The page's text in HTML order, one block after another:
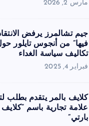
مارس 2, 2026
جيم تشالمرز يرفض
فيها” من أنجوس تايلور
تكاليف سياسة الغداء
فبراير 4, 2025
كلايف بالمر يتقدم بطلب
علامة تجارية باسم “كلايف
بارتي”